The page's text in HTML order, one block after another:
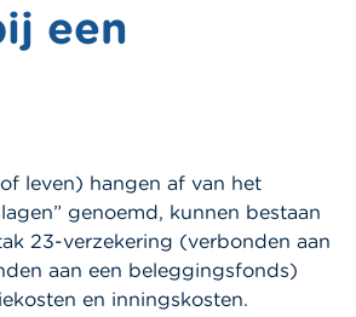
een
leven) hangen af van het
genoemd, kunnen bestaan
23-verzekering (verbonden aan
aan een beleggingsfonds)
en inningskosten.